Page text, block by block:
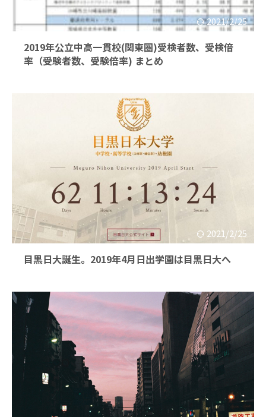
2021/2/25
2019年公立中高一貫校(関東圏)受検者数、受検倍
率（受験者数、受験倍率) まとめ
2021/2/25
目黒日大誕生。2019年4月日出学園は目黒日大へ